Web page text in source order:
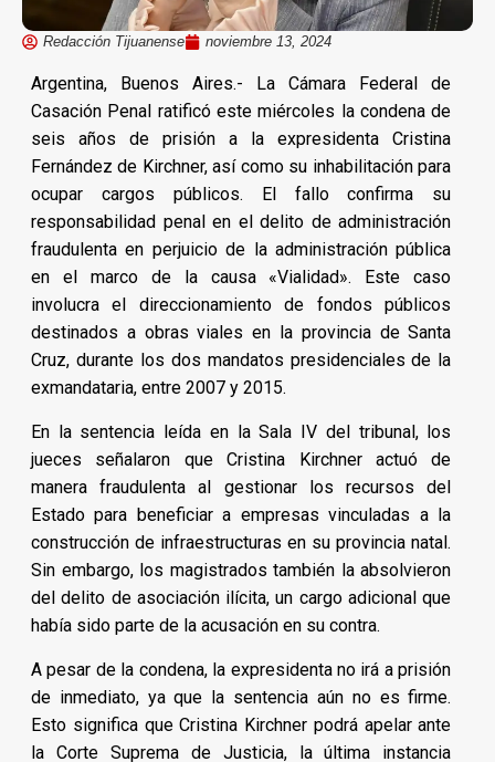
Redacción Tijuanense noviembre 13, 2024
Argentina, Buenos Aires.- La Cámara Federal de
Casación Penal ratificó este miércoles la condena de
seis años de prisión a la expresidenta Cristina
Fernández de Kirchner, así como su inhabilitación para
ocupar cargos públicos. El fallo confirma su
responsabilidad penal en el delito de administración
fraudulenta en perjuicio de la administración pública
en el marco de la causa «Vialidad». Este caso
involucra el direccionamiento de fondos públicos
destinados a obras viales en la provincia de Santa
Cruz, durante los dos mandatos presidenciales de la
exmandataria, entre 2007 y 2015.
En la sentencia leída en la Sala IV del tribunal, los
jueces señalaron que Cristina Kirchner actuó de
manera fraudulenta al gestionar los recursos del
Estado para beneficiar a empresas vinculadas a la
construcción de infraestructuras en su provincia natal.
Sin embargo, los magistrados también la absolvieron
del delito de asociación ilícita, un cargo adicional que
había sido parte de la acusación en su contra.
A pesar de la condena, la expresidenta no irá a prisión
de inmediato, ya que la sentencia aún no es firme.
Esto significa que Cristina Kirchner podrá apelar ante
la Corte Suprema de Justicia, la última instancia